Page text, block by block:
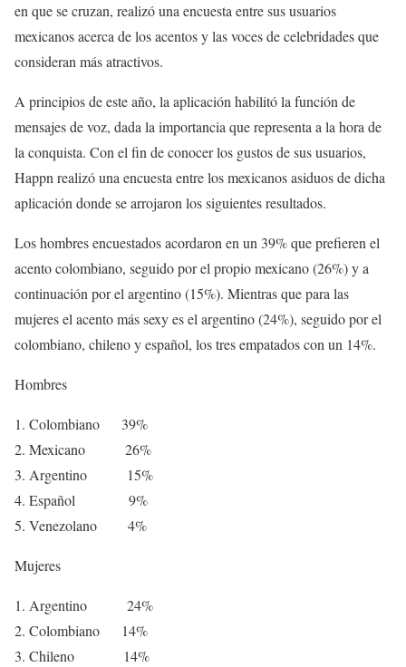
en que se cruzan, realizó una encuesta entre sus usuarios
mexicanos acerca de los acentos y las voces de celebridades que
consideran más atractivos.
A principios de este año, la aplicación habilitó la función de
mensajes de voz, dada la importancia que representa a la hora de
la conquista. Con el fin de conocer los gustos de sus usuarios,
Happn realizó una encuesta entre los mexicanos asiduos de dicha
aplicación donde se arrojaron los siguientes resultados.
Los hombres encuestados acordaron en un 39% que prefieren el
acento colombiano, seguido por el propio mexicano (26%) y a
continuación por el argentino (15%). Mientras que para las
mujeres el acento más sexy es el argentino (24%), seguido por el
colombiano, chileno y español, los tres empatados con un 14%.
Hombres
Colombiano 39%
Mexicano 26%
Argentino 15%
Español 9%
Venezolano 4%
Mujeres
Argentino 24%
Colombiano 14%
Chileno 14%